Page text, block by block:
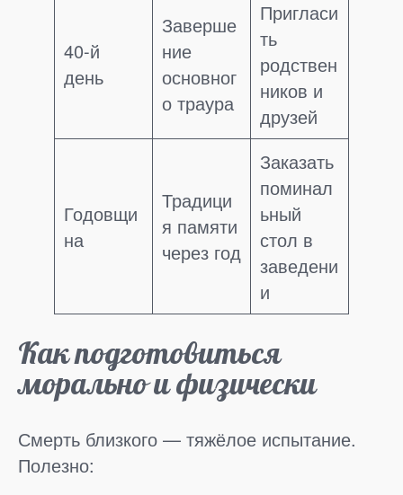
40-й
день
Заверше
ние
основног
о траура
Пригласи
ть
родствен
ников и
друзей
Годовщи
на
Традици
я памяти
через год
Заказать
поминал
ьный
стол в
заведени
и
Как подготовиться
морально и физически
Смерть близкого — тяжёлое испытание.
Полезно: